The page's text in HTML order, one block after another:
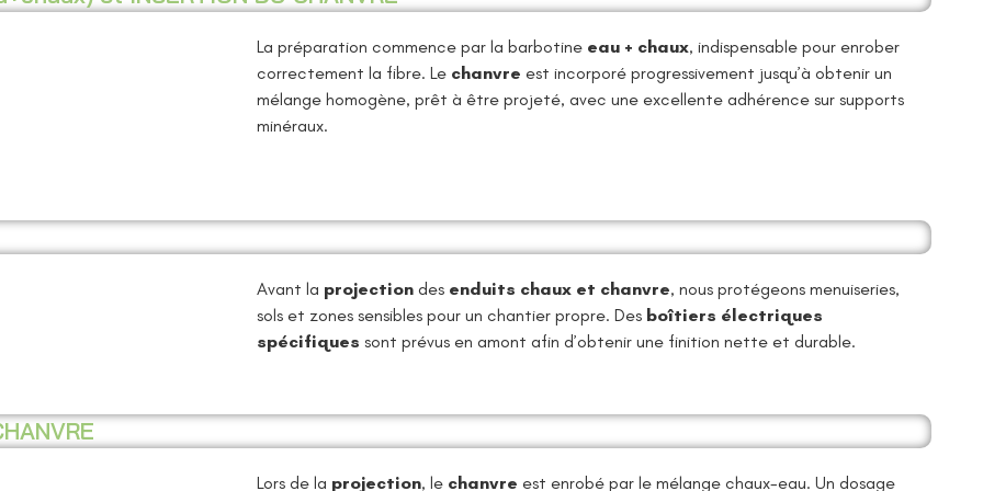
La préparation commence par la barbotine eau + chaux, indispensable pour enrober
correctement la fibre. Le chanvre est incorporé progressivement jusqu’à obtenir un
mélange homogène, prêt à être projeté, avec une excellente adhérence sur supports
minéraux.
Avant la projection des enduits chaux et chanvre, nous protégeons menuiseries,
sols et zones sensibles pour un chantier propre. Des boîtiers électriques
spécifiques sont prévus en amont afin d’obtenir une finition nette et durable.
Lors de la projection, le chanvre est enrobé par le mélange chaux-eau. Un dosage